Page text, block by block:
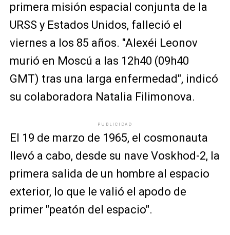
primera misión espacial conjunta de la
URSS y Estados Unidos, falleció el
viernes a los 85 años. "Alexéi Leonov
murió en Moscú a las 12h40 (09h40
GMT) tras una larga enfermedad", indicó
su colaboradora Natalia Filimonova.
PUBLICIDAD
El 19 de marzo de 1965, el cosmonauta
llevó a cabo, desde su nave Voskhod-2, la
primera salida de un hombre al espacio
exterior, lo que le valió el apodo de
primer "peatón del espacio".